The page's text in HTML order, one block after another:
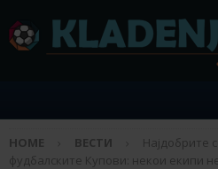
HOME ВЕСТИ
Најдобрите
фудбалските Купови: некои екипи